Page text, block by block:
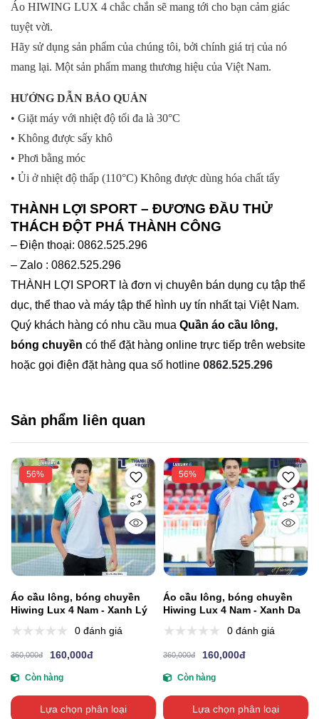
Áo HIWING LUX 4 chắc chắn sẽ mang tới cho bạn cảm giác
tuyệt vời.
Hãy sử dụng sản phẩm của chúng tôi, bởi chính giá trị của nó
mang lại. Một sản phẩm mang thương hiệu của Việt Nam.
HƯỚNG DẪN BẢO QUẢN
• Giặt máy với nhiệt độ tối đa là 30°C
• Không được sấy khô
• Phơi bằng móc
• Ủi ở nhiệt độ thấp (110°C) Không được dùng hóa chất tẩy
THÀNH LỢI SPORT – ĐƯƠNG ĐẦU THỬ
THÁCH ĐỘT PHÁ THÀNH CÔNG
– Điện thoại: 0862.525.296
– Zalo : 0862.525.296
THÀNH LỢI SPORT là đơn vị chuyên bán dụng cụ tập thể
dục, thể thao và máy tập thể hình uy tín nhất tại Việt Nam.
Quý khách hàng có nhu cầu mua Quần áo cầu lông,
bóng chuyền có thể đặt hàng online trực tiếp trên website
hoặc gọi điện đặt hàng qua số hotline 0862.525.296
Sản phẩm liên quan
56%
Áo cầu lông, bóng chuyền
Hiwing Lux 4 Nam - Xanh Lý
0 đánh giá
360,000đ 160,000đ
Còn hàng
Lựa chọn phân loại
56%
Áo cầu lông, bóng chuyền
Hiwing Lux 4 Nam - Xanh Da
0 đánh giá
360,000đ 160,000đ
Còn hàng
Lựa chọn phân loại